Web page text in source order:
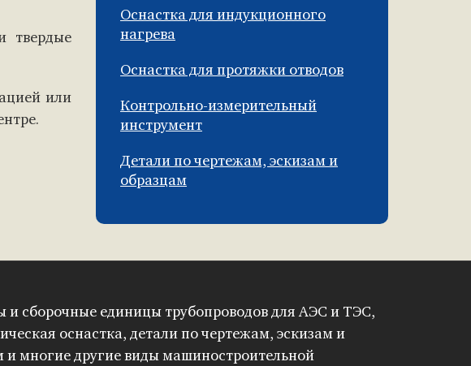
твердые
или
Оснастка для индукционного
нагрева
Оснастка для протяжки отводов
Контрольно-измерительный
инструмент
Детали по чертежам, эскизам и
образцам
и сборочные единицы трубопроводов для АЭС и ТЭС,
оснастка, детали по чертежам, эскизам и
и многие другие виды машиностроительной